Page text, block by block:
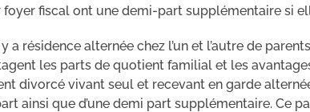
foyer fiscal ont une demi-part supplémentaire si
a résidence alternée chez l’un et l’autre de
les parts de quotient familial et les
divorcé vivant seul et recevant en garde
ainsi que d’une demi part supplémentaire. Ce